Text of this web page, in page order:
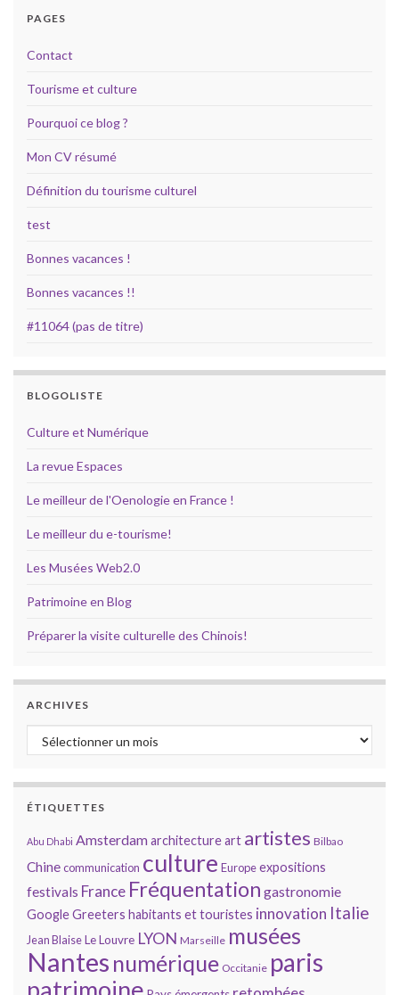
PAGES
Contact
Tourisme et culture
Pourquoi ce blog ?
Mon CV résumé
Définition du tourisme culturel
test
Bonnes vacances !
Bonnes vacances !!
#11064 (pas de titre)
BLOGOLISTE
Culture et Numérique
La revue Espaces
Le meilleur de l'Oenologie en France !
Le meilleur du e-tourisme!
Les Musées Web2.0
Patrimoine en Blog
Préparer la visite culturelle des Chinois!
ARCHIVES
Archives
ÉTIQUETTES
Abu Dhabi Amsterdamarchitectureart artistes Bilbao
Chinecommunication culture Europeexpositions
festivals France Fréquentation gastronomie
GoogleGreeters habitants et touristes innovation Italie
Jean BlaiseLe Louvre LYON Marseille musées
Nantes numérique Occitanie paris
patrimoine